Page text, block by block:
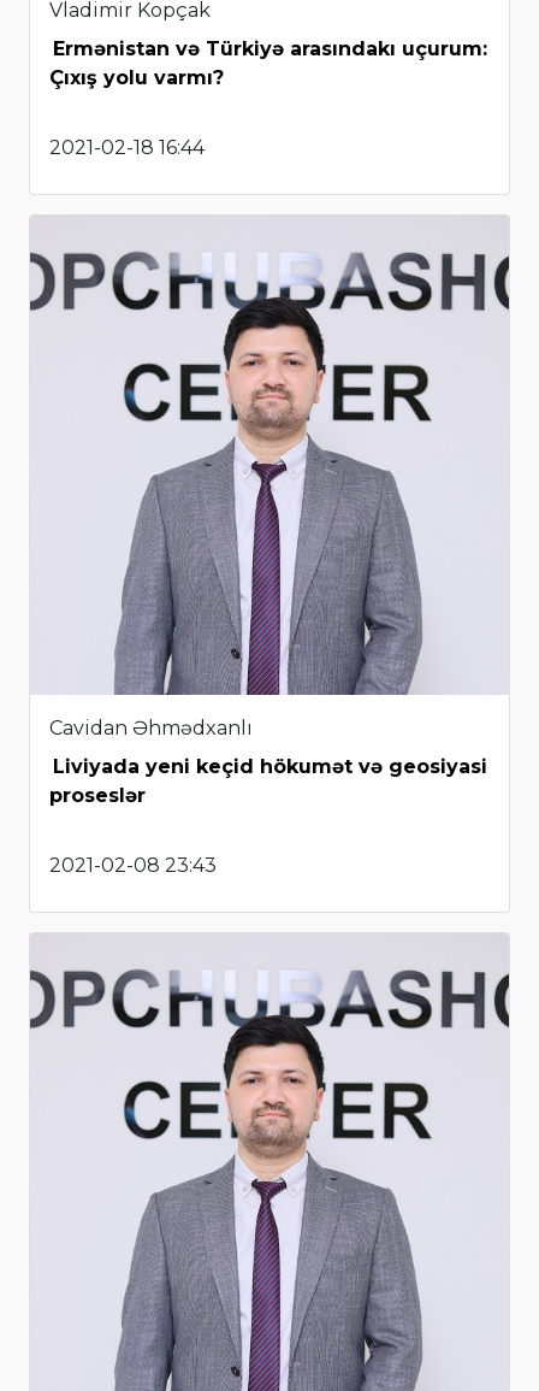
Vladimir Kopçak
Ermənistan və Türkiyə arasındakı uçurum:
Çıxış yolu varmı?
2021-02-18 16:44
Cavidan Əhmədxanlı
Liviyada yeni keçid hökumət və geosiyasi
proseslər
2021-02-08 23:43